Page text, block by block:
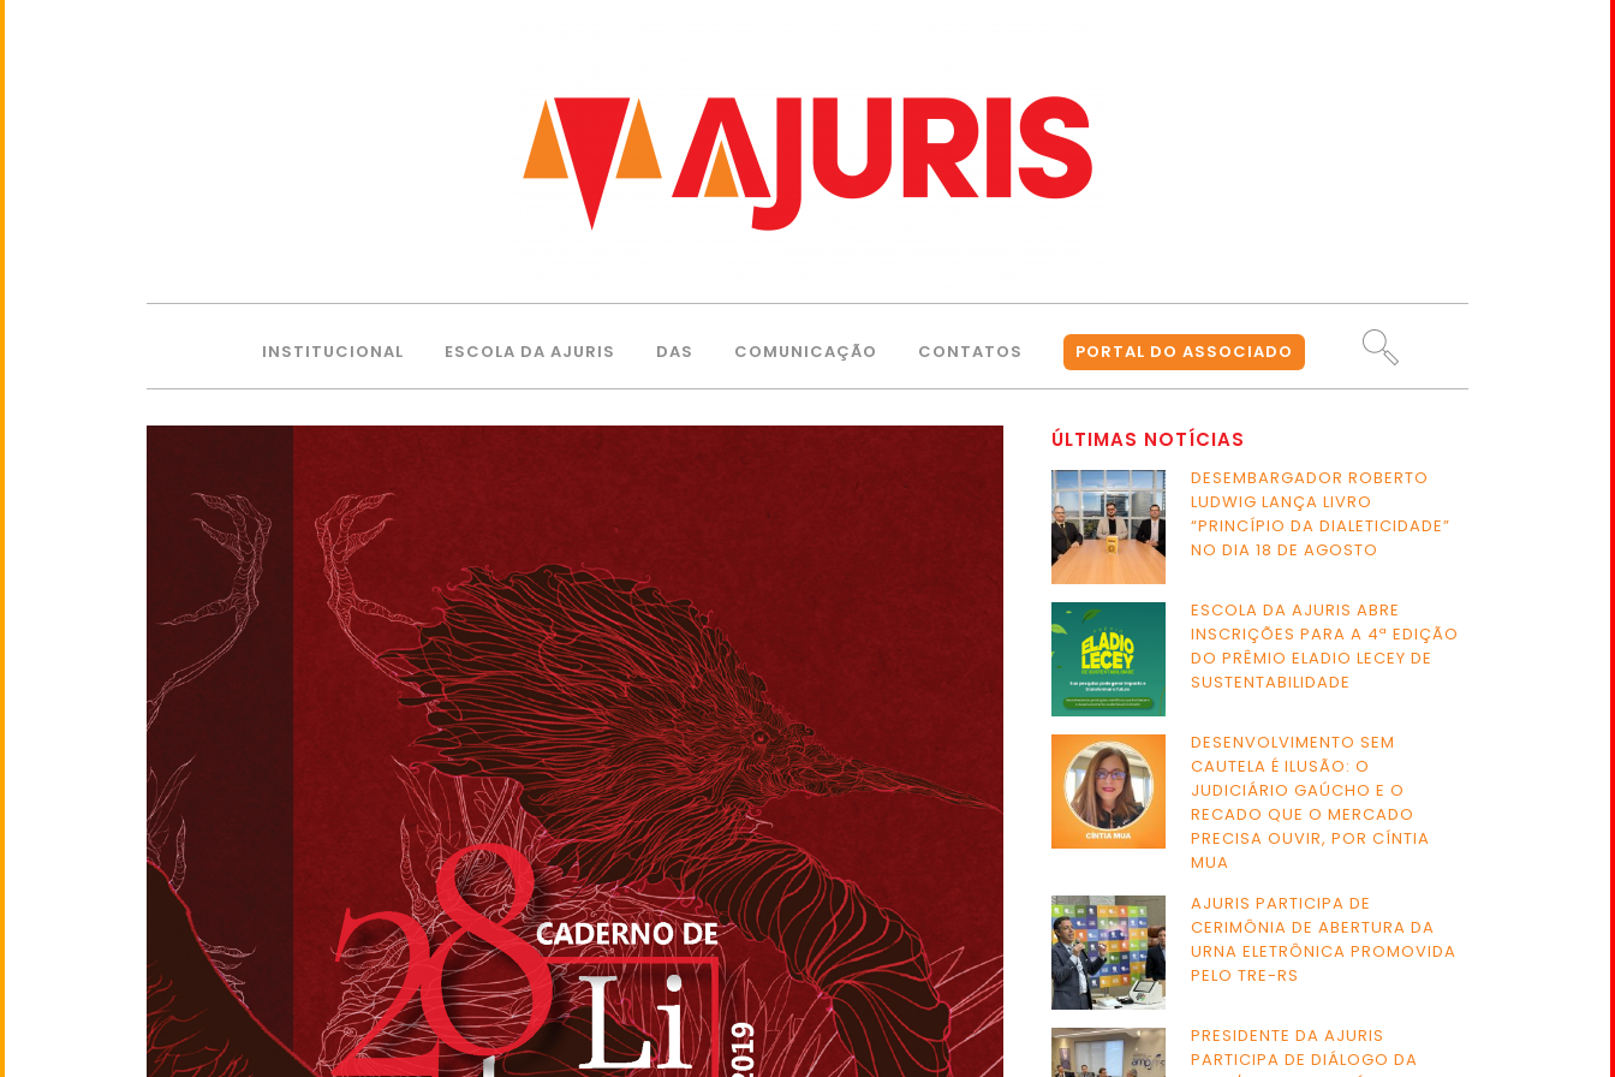
INSTITUCIONAL ESCOLA DA AJURIS DAS COMUNICAÇÃO CONTATOS PORTAL DO ASSOCIADO
ÚLTIMAS NOTÍCIAS
DESEMBARGADOR ROBERTO
LUDWIG LANÇA LIVRO
“PRINCÍPIO DA DIALETICIDADE”
NO DIA 18 DE AGOSTO
ESCOLA DA AJURIS ABRE
INSCRIÇÕES PARA A 4ª EDIÇÃO
DO PRÊMIO ELADIO LECEY DE
SUSTENTABILIDADE
DESENVOLVIMENTO SEM
CAUTELA É ILUSÃO: O
JUDICIÁRIO GAÚCHO E O
RECADO QUE O MERCADO
PRECISA OUVIR, POR CÍNTIA
MUA
AJURIS PARTICIPA DE
CERIMÔNIA DE ABERTURA DA
URNA ELETRÔNICA PROMOVIDA
PELO TRE-RS
PRESIDENTE DA AJURIS
PARTICIPA DE DIÁLOGO DA